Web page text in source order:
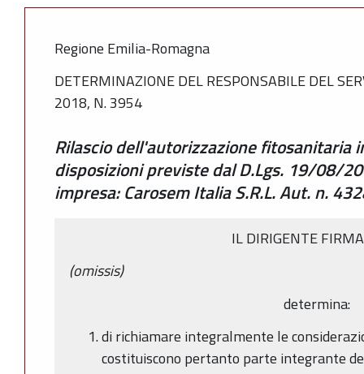
Regione Emilia-Romagna
DETERMINAZIONE DEL RESPONSABILE DEL
2018, N. 3954
Rilascio dell'autorizzazione fitosanitaria
disposizioni previste dal D.Lgs. 19/08/
impresa: Carosem Italia S.R.L. Aut. n.
IL DIRIGENTE
(omissis)
determina:
di richiamare integralmente le
costituiscono pertanto parte integrante